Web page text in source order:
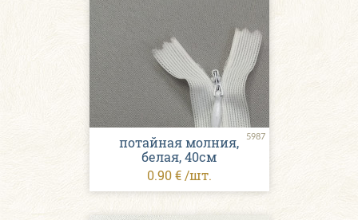
5987
потайная молния,
белая, 40см
0.90 € /шт.